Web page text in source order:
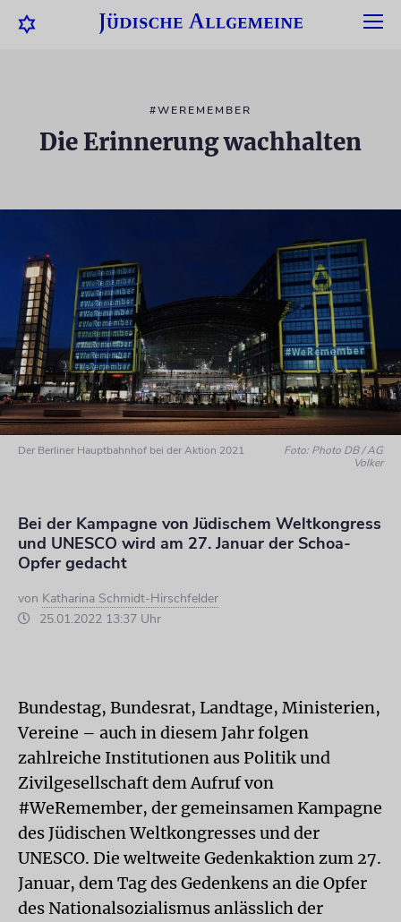
#WEREMEMBER
Die Erinnerung wachhalten
Der Berliner Hauptbahnhof bei der Aktion 2021
Foto: Photo DB / AG
Volker
Bei der Kampagne von Jüdischem Weltkongress
und UNESCO wird am 27. Januar der Schoa-
Opfer gedacht
von Katharina Schmidt-Hirschfelder
25.01.2022 13:37 Uhr
Bundestag, Bundesrat, Landtage, Ministerien,
Vereine – auch in diesem Jahr folgen
zahlreiche Institutionen aus Politik und
Zivilgesellschaft dem Aufruf von
#WeRemember, der gemeinsamen Kampagne
des Jüdischen Weltkongresses und der
UNESCO. Die weltweite Gedenkaktion zum 27.
Januar, dem Tag des Gedenkens an die Opfer
des Nationalsozialismus anlässlich der